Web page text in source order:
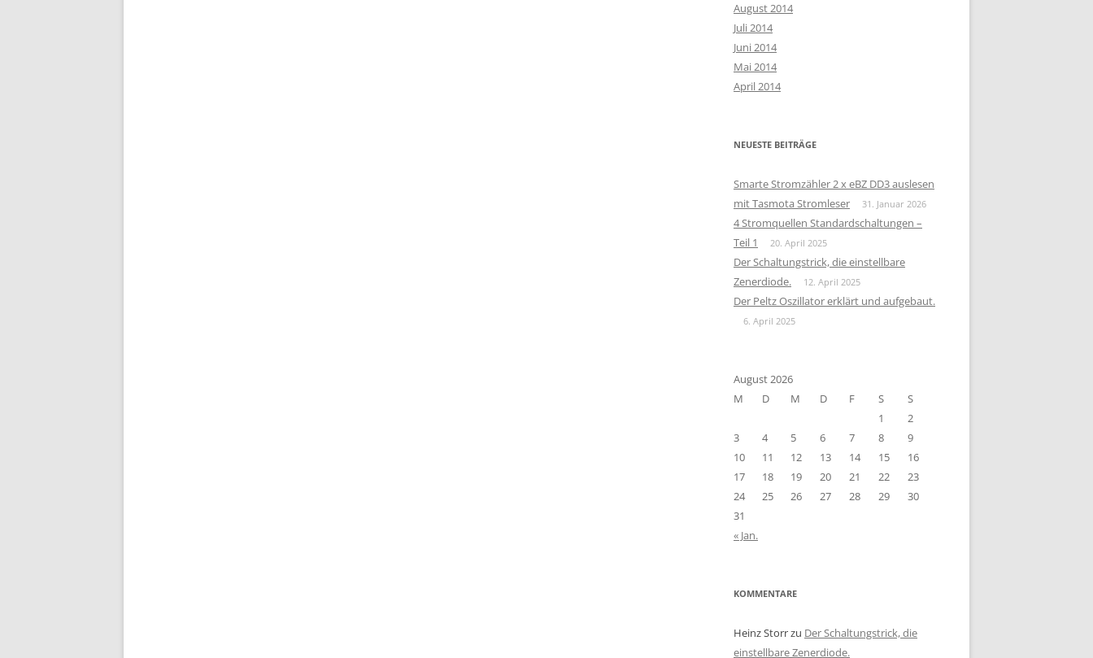
August 2014
Juli 2014
Juni 2014
Mai 2014
April 2014
NEUESTE BEITRÄGE
Smarte Stromzähler 2 x eBZ DD3 auslesen
mit Tasmota Stromleser
31. Januar 2026
4 Stromquellen Standardschaltungen –
Teil 1
20. April 2025
Der Schaltungstrick, die einstellbare
Zenerdiode.
12. April 2025
Der Peltz Oszillator erklärt und aufgebaut.
6. April 2025
August 2026
M
D M D F S
S
1
2
3
4 5 6 7 8
9
10
11 12 13 14 15
16
17
18 19 20 21 22
23
24
25 26 27 28 29
30
31
« Jan.
KOMMENTARE
Heinz Storrzu Der Schaltungstrick, die
einstellbare Zenerdiode.